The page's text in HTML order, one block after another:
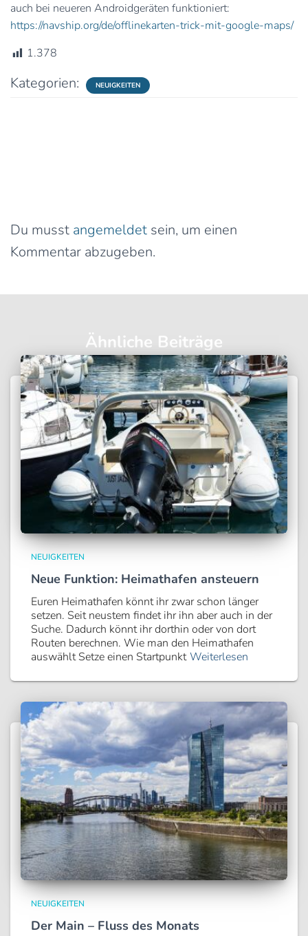
auch bei neueren Androidgeräten funktioniert:
https://navship.org/de/offlinekarten-trick-mit-google-maps/
1.378
Kategorien: NEUIGKEITEN
Du musst angemeldet sein, um einen
Kommentar abzugeben.
Ähnliche Beiträge
NEUIGKEITEN
Neue Funktion: Heimathafen ansteuern
Euren Heimathafen könnt ihr zwar schon länger
setzen. Seit neustem findet ihr ihn aber auch in der
Suche. Dadurch könnt ihr dorthin oder von dort
Routen berechnen. Wie man den Heimathafen
auswählt Setze einen Startpunkt Weiterlesen
NEUIGKEITEN
Der Main – Fluss des Monats